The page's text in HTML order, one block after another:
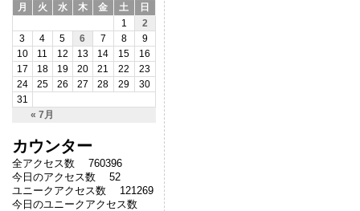
月
火 水 木 金 土 日
« 7月
1
2
3
4 5 6 7 8
9
10
11 12 13 14 15
16
17
18 19 20 21 22
23
24
25 26 27 28 29
30
31
カウンター
全アクセス数 760396
今日のアクセス数 52
ユニークアクセス数 121269
今日のユニークアクセス数